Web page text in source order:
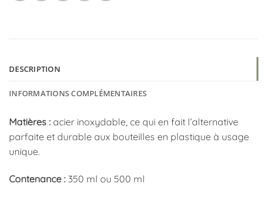
DESCRIPTION
INFORMATIONS COMPLÉMENTAIRES
Matières : acier inoxydable, ce qui en fait l’alternative
parfaite et durable aux bouteilles en plastique à usage
unique.
Contenance : 350 ml ou 500 ml